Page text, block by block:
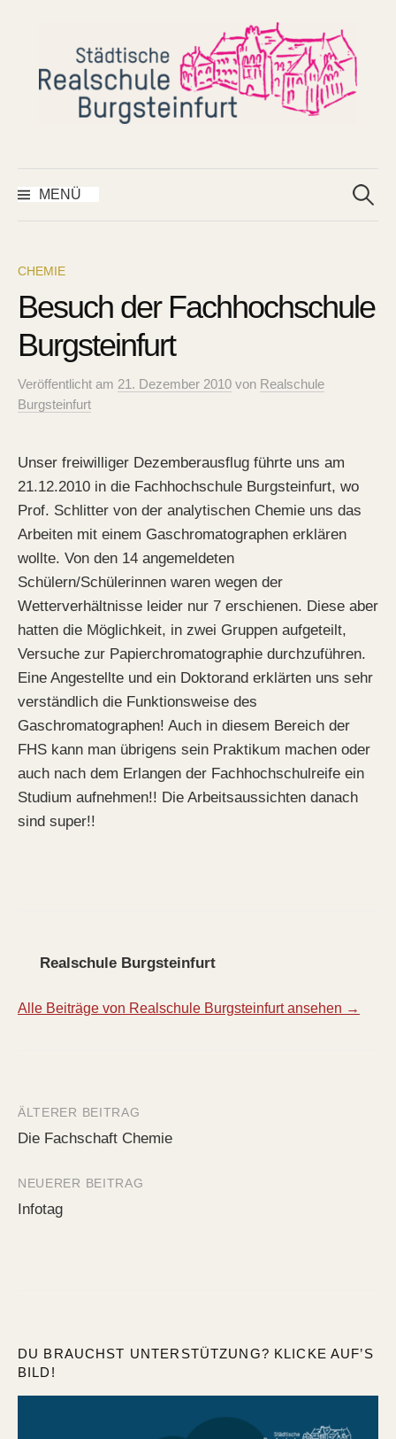
MENÜ
nach:
CHEMIE
Besuch der Fachhochschule
Burgsteinfurt
Veröffentlicht am 21. Dezember 2010 von Realschule
Burgsteinfurt
Unser freiwilliger Dezemberausflug führte uns am
21.12.2010 in die Fachhochschule Burgsteinfurt, wo
Prof. Schlitter von der analytischen Chemie uns das
Arbeiten mit einem Gaschromatographen erklären
wollte. Von den 14 angemeldeten
Schülern/Schülerinnen waren wegen der
Wetterverhältnisse leider nur 7 erschienen. Diese aber
hatten die Möglichkeit, in zwei Gruppen aufgeteilt,
Versuche zur Papierchromatographie durchzuführen.
Eine Angestellte und ein Doktorand erklärten uns sehr
verständlich die Funktionsweise des
Gaschromatographen! Auch in diesem Bereich der
FHS kann man übrigens sein Praktikum machen oder
auch nach dem Erlangen der Fachhochschulreife ein
Studium aufnehmen!! Die Arbeitsaussichten danach
sind super!!
Realschule Burgsteinfurt
Alle Beiträge von Realschule Burgsteinfurt ansehen →
Beitrags-
Navigation
ÄLTERER BEITRAG
Die Fachschaft Chemie
NEUERER BEITRAG
Infotag
DU BRAUCHST UNTERSTÜTZUNG? KLICKE AUF’S
BILD!